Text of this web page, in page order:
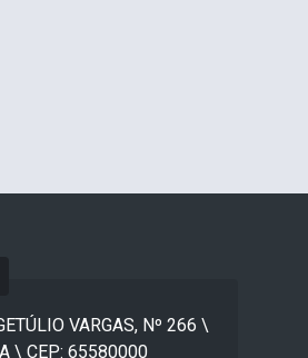
VARGAS, Nº 266 \
\ CEP: 65580000